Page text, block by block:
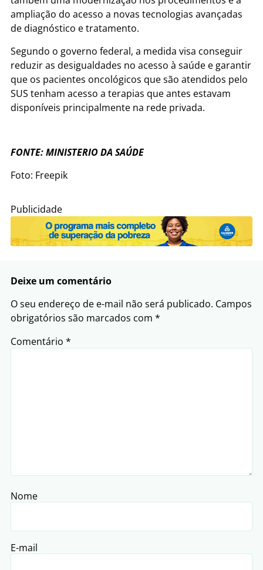
ampliação do acesso a novas tecnologias avançadas
de diagnóstico e tratamento.
Segundo o governo federal, a medida visa conseguir
reduzir as desigualdades no acesso à saúde e garantir
que os pacientes oncológicos que são atendidos pelo
SUS tenham acesso a terapias que antes estavam
disponíveis principalmente na rede privada.
FONTE: MINISTERIO DA SAÚDE
Foto: Freepik
Publicidade
Deixe um comentário
O seu endereço de e-mail não será publicado. Campos
obrigatórios são marcados com *
Comentário *
Nome
E-mail